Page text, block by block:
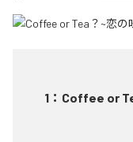
1 ： Coffee or